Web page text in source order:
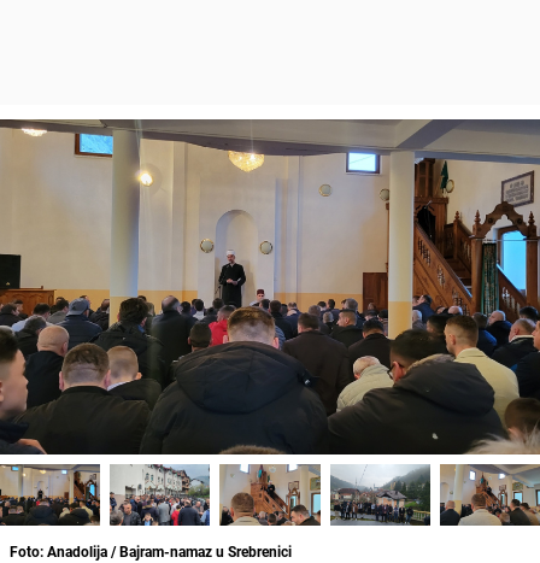
Foto: Anadolija / Bajram-namaz u Srebrenici